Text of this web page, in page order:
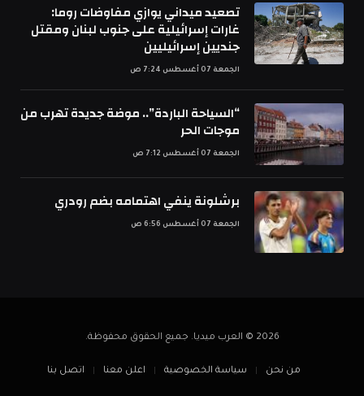
تصعيد ميداني يوازي مفاوضات روما:
غارات إسرائيلية على جنوب لبنان ومقتل
جنديين إسرائيليين
الجمعة 07 أغسطس 7:24 ص
“السياحة الباردة”.. موضة جديدة تهرب من
موجات الحر
الجمعة 07 أغسطس 7:12 ص
برشلونة ينفي اهتمامه بضم رودري
الجمعة 07 أغسطس 6:56 ص
2026 © العرب ميديا. جميع الحقوق محفوظة.
من نحن سياسة الخصوصية اعلن معنا اتصل بنا